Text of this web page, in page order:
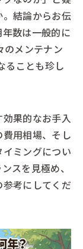
結論からお伝
数は一般的に
のメンテナン
ることも珍し
果的なお手入
用相場、そし
ミングについ
スを見極め、
考にしてくだ